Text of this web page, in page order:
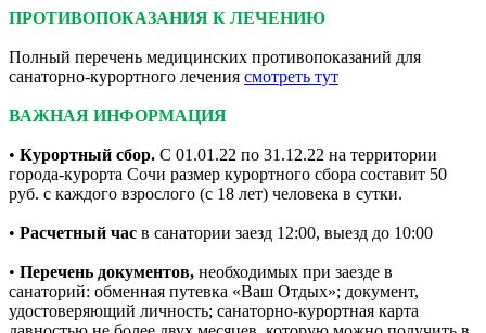
ПРОТИВОПОКАЗАНИЯ К ЛЕЧЕНИЮ
Полный перечень медицинских противопоказаний для
санаторно-курортного лечения смотреть тут
ВАЖНАЯ ИНФОРМАЦИЯ
• Курортный сбор. С 01.01.22 по 31.12.22 на территории
города-курорта Сочи размер курортного сбора составит 50
руб. с каждого взрослого (с 18 лет) человека в сутки.
• Расчетный час в санатории заезд 12:00, выезд до 10:00
• Перечень документов, необходимых при заезде в
санаторий: обменная путевка «Ваш Отдых»; документ,
удостоверяющий личность; санаторно-курортная карта